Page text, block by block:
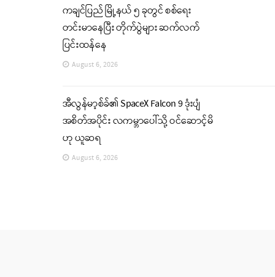
ကချင်ပြည် မြို့နယ် ၅ ခုတွင် စစ်ရေး
တင်းမာနေပြီး တိုက်ပွဲများ ဆက်လက်
ပြင်းထန်နေ
August 6, 2026
အီလွန်မာ့စ်ခ်၏ SpaceX Falcon 9 ဒုံးပျံ
အစိတ်အပိုင်း လကမ္ဘာပေါ်သို့ ဝင်ဆောင့်မိ
ဟု ယူဆရ
August 6, 2026